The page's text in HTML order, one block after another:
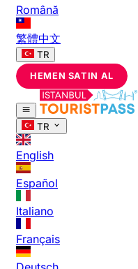
Română
繁體中文
TR
HEMEN SATIN AL
TR
English
Español
Italiano
Français